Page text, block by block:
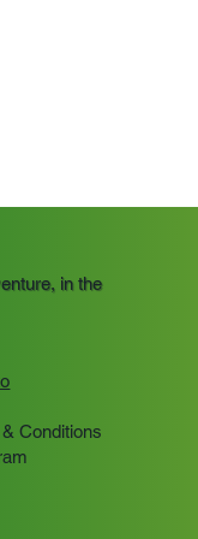
in the
Conditions